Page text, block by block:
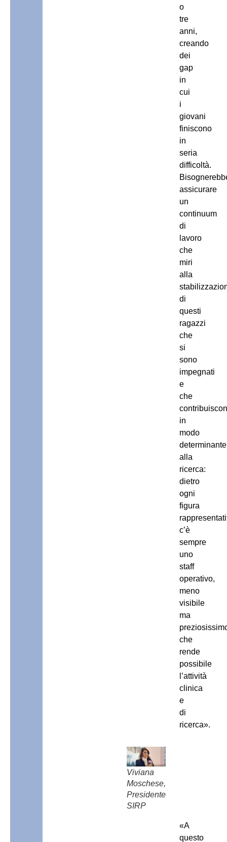
o
tre
anni,
creando
dei
gap
in
cui
i
giovani
finiscono
in
seria
difficoltà.
assicurare
un
continuum
di
lavoro
che
miri
alla
di
questi
ragazzi
che
si
sono
impegnati
e
che
in
modo
determinante
alla
ricerca:
dietro
ogni
figura
c’è
sempre
uno
staff
operativo,
meno
visibile
ma
che
rende
possibile
l’attività
clinica
e
di
ricerca».
Viviana
Moschese,
Presidente
SIRP
«A
questo